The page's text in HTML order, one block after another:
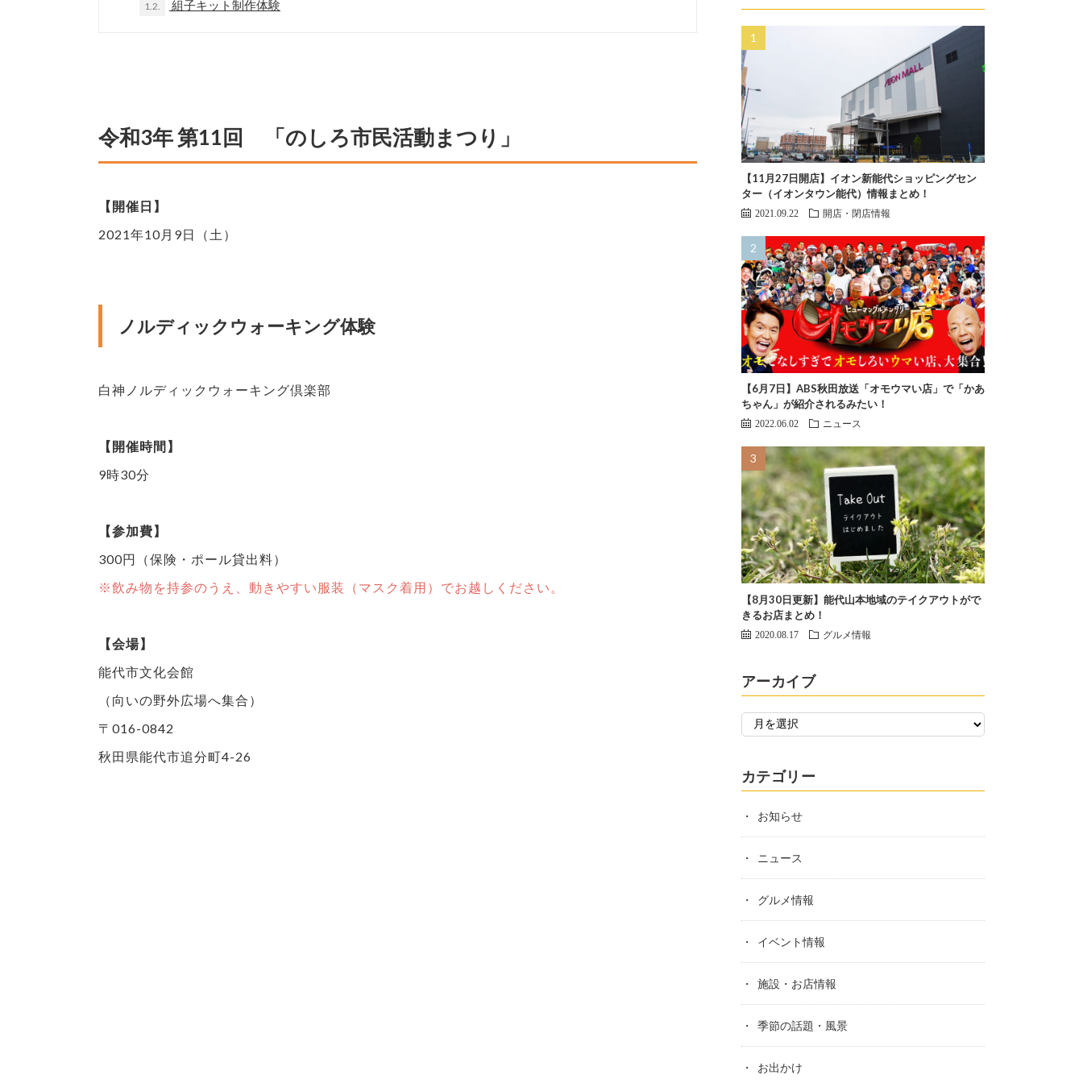
1.2. 組子キット制作体験
令和3年 第11回 「のしろ市民活動まつり」
【開催日】
2021年10月9日（土）
ノルディックウォーキング体験
白神ノルディックウォーキング倶楽部
【開催時間】
9時30分
【参加費】
300円（保険・ポール貸出料）
※飲み物を持参のうえ、動きやすい服装（マスク着用）でお越しください。
【会場】
能代市文化会館
（向いの野外広場へ集合）
〒016-0842
秋田県能代市追分町4-26
【11月27日開店】イオン新能代ショッピングセン
ター（イオンタウン能代）情報まとめ！
2021.09.22 開店・閉店情報
【6月7日】ABS秋田放送「オモウマい店」で「かあ
ちゃん」が紹介されるみたい！
2022.06.02 ニュース
【8月30日更新】能代山本地域のテイクアウトがで
きるお店まとめ！
2020.08.17 グルメ情報
アーカイブ
カテゴリー
お知らせ
ニュース
グルメ情報
イベント情報
施設・お店情報
季節の話題・風景
お出かけ